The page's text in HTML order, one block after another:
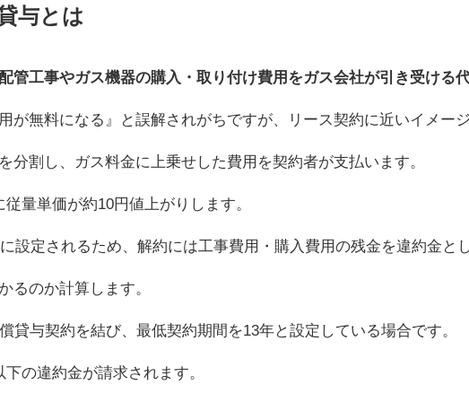
与とは
管工事やガス機器の購入・取り付け費用をガス会社が引き受ける
が無料になる』と誤解されがちですが、リース契約に近いイメージ
分割し、ガス料金に上乗せした費用を契約者が支払います。
量単価が約10円値上がりします。
設定されるため、解約には工事費用・購入費用の残金を違約金と
るのか計算します。
貸与契約を結び、最低契約期間を13年と設定している場合です。
の違約金が請求されます。